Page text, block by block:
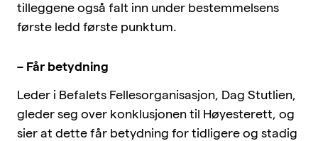
tilleggene også falt inn under bestemmelsens
første ledd første punktum.
– Får betydning
Leder i Befalets Fellesorganisasjon, Dag Stutlien,
gleder seg over konklusjonen til Høyesterett, og
sier at dette får betydning for tidligere og stadig